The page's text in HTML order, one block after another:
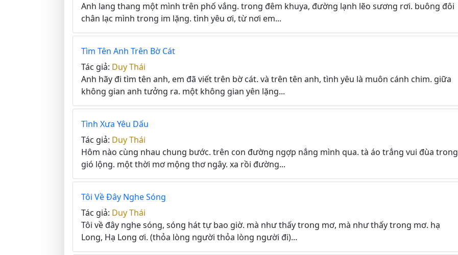
Anh lang thang một mình trên phố vắng. trong đêm khuya, đường lạnh lẽo sương rơi. buông đôi
chân lạc mình trong im lặng. tình yêu ơi, từ nơi em...
Tìm Tên Anh Trên Bờ Cát
Tác giả: Duy Thái
Anh hãy đi tìm tên anh, em đã viết trên bờ cát. và trên tên anh, tình yêu là muôn cánh chim. giữa
không gian anh tưởng ra. một không gian yên lặng...
Tình Xưa Yêu Dấu
Tác giả: Duy Thái
Hôm nào cùng nhau chung bước. trên con đường ngợp nắng mình qua. tà áo trắng vui đùa trong
gió lộng. một thời mơ mộng thơ ngây. xa rồi đường...
Tôi Về Đây Nghe Sóng
Tác giả: Duy Thái
Tôi về đây nghe sóng, sóng hát tự bao giờ. mà như thấy trong mơ, mà như thấy trong mơ. hạ
Long, Hạ Long ơi. (thỏa lòng người thỏa lòng người đi)...